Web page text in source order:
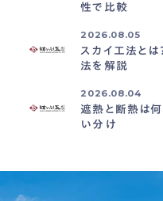
性で比較
2026.08.05
スカイ工法と
法を解説
2026.08.04
遮熱と断熱は
い分け